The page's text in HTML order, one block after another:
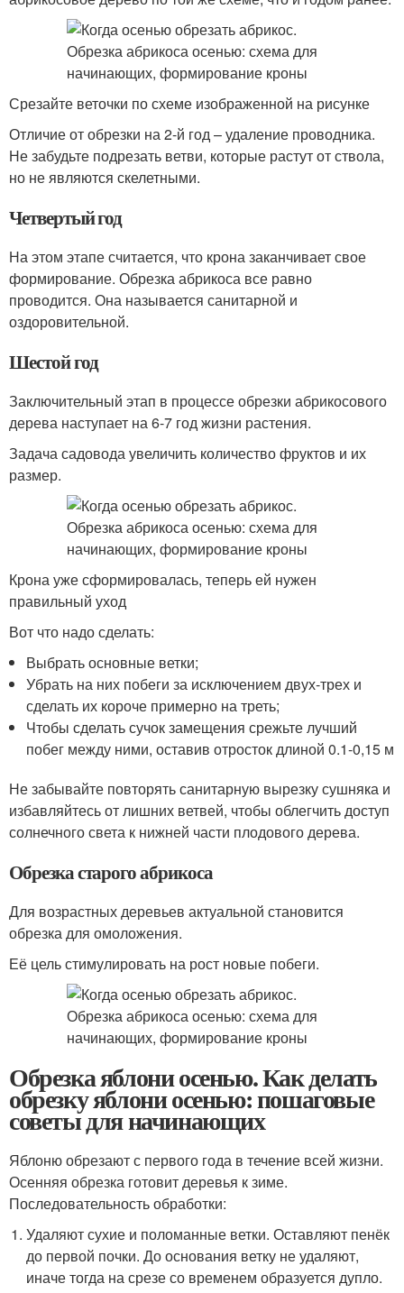
Срезайте веточки по схеме изображенной на рисунке
Отличие от обрезки на 2-й год – удаление проводника.
Не забудьте подрезать ветви, которые растут от ствола,
но не являются скелетными.
Четвертый год
На этом этапе считается, что крона заканчивает свое
формирование. Обрезка абрикоса все равно
проводится. Она называется санитарной и
оздоровительной.
Шестой год
Заключительный этап в процессе обрезки абрикосового
дерева наступает на 6-7 год жизни растения.
Задача садовода увеличить количество фруктов и их
размер.
Крона уже сформировалась, теперь ей нужен
правильный уход
Вот что надо сделать:
Выбрать основные ветки;
Убрать на них побеги за исключением двух-трех и
сделать их короче примерно на треть;
Чтобы сделать сучок замещения срежьте лучший
побег между ними, оставив отросток длиной 0.1-0,15 м
Не забывайте повторять санитарную вырезку сушняка и
избавляйтесь от лишних ветвей, чтобы облегчить доступ
солнечного света к нижней части плодового дерева.
Обрезка старого абрикоса
Для возрастных деревьев актуальной становится
обрезка для омоложения.
Её цель стимулировать на рост новые побеги.
Обрезка яблони осенью. Как делать
обрезку яблони осенью: пошаговые
советы для начинающих
Яблоню обрезают с первого года в течение всей жизни.
Осенняя обрезка готовит деревья к зиме.
Последовательность обработки:
Удаляют сухие и поломанные ветки. Оставляют пенёк
до первой почки. До основания ветку не удаляют,
иначе тогда на срезе со временем образуется дупло.